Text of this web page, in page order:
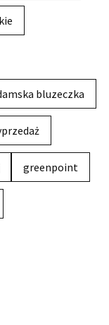
bluzeczka
greenpoint